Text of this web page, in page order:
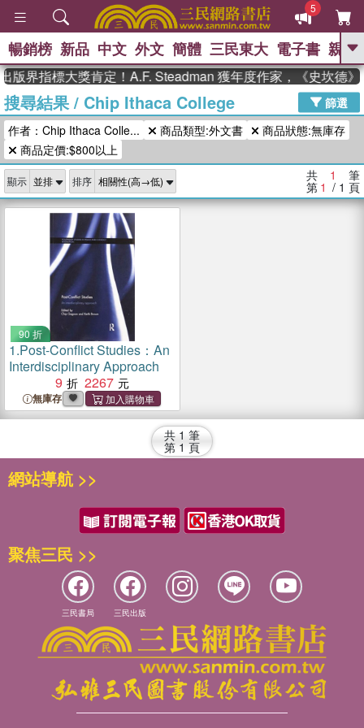
5
GO
熱搜： 東野圭吾 高希均教授回憶錄
、 The Odyssey 、 父親節 、 如果歷
史是一群喵 、 暑期推薦 、 國際布克
登輝時代 、 數學女孩：黎曼猜想 、
偉大的迷走神經
暢銷榜 新品 中文 外文 簡體 三民東大 電子書 親子
版界指標大獎肯定！A.F. Steadman 獲年度作家，《史坎德》
搜尋結果/ Chip Ithaca College
篩選
作者：Chip Ithaca Colle...
商品類型:外文書
商品狀態:無庫存
商品定價:$800以上
顯示 排序 共 1 筆
第 1 / 1 頁
90 折
1.Post-Conflict Studies：An
Interdisciplinary Approach
9
2267
無庫存
共 1 筆
第 1 頁
網站導航 >>
聚焦三民 >>
三民書局 三民出版